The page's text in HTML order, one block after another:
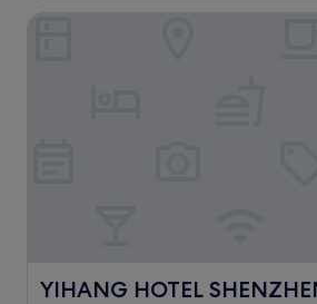
YIHANG HOTEL
YIHANG HOTEL SHENZHEN